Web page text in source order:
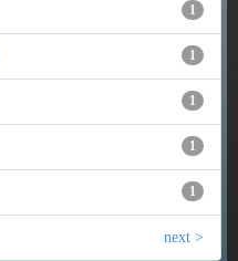
1
1
1
1
1
next >